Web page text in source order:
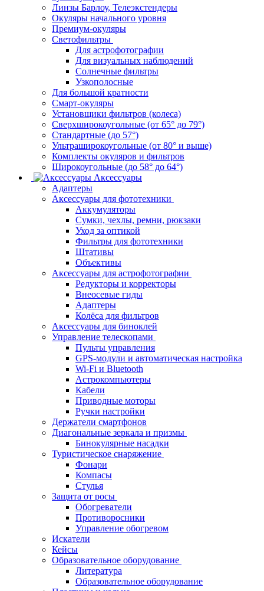
Линзы Барлоу, Телеэкстендеры
Окуляры начального уровня
Премиум-окуляры
Светофильтры
Для астрофотографии
Для визуальных наблюдений
Солнечные фильтры
Узкополосные
Для большой кратности
Смарт-окуляры
Установщики фильтров (колеса)
Сверхширокоугольные (от 65° до 79°)
Стандартные (до 57°)
Ультраширокоугольные (от 80° и выше)
Комплекты окуляров и фильтров
Широкоугольные (до 58° до 64°)
Аксессуары
Адаптеры
Аксессуары для фототехники
Аккумуляторы
Сумки, чехлы, ремни, рюкзаки
Уход за оптикой
Фильтры для фототехники
Штативы
Объективы
Аксессуары для астрофотографии
Редукторы и корректоры
Внеосевые гиды
Адаптеры
Колёса для фильтров
Аксессуары для биноклей
Управление телескопами
Пульты управления
GPS-модули и автоматическая настройка
Wi-Fi и Bluetooth
Астрокомпьютеры
Кабели
Приводные моторы
Ручки настройки
Держатели смартфонов
Диагональные зеркала и призмы
Бинокулярные насадки
Туристическое снаряжение
Фонари
Компасы
Стулья
Защита от росы
Обогреватели
Противоросники
Управление обогревом
Искатели
Кейсы
Образовательное оборудование
Литература
Образовательное оборудование